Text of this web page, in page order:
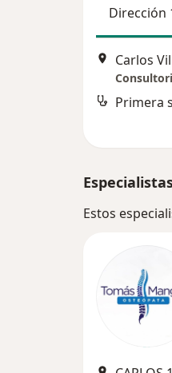
Dirección
Carlos
Estos